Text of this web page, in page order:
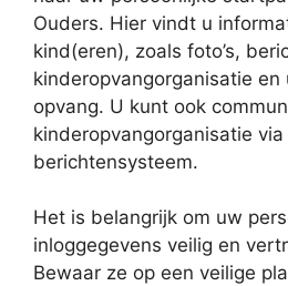
Ouders. Hier vindt u
kind(eren), zoals foto’s,
kinderopvangorganisatie
opvang. U kunt ook
kinderopvangorganisatie
berichtensysteem.
Het is belangrijk om uw
inloggegevens veilig en
Bewaar ze op een veilige